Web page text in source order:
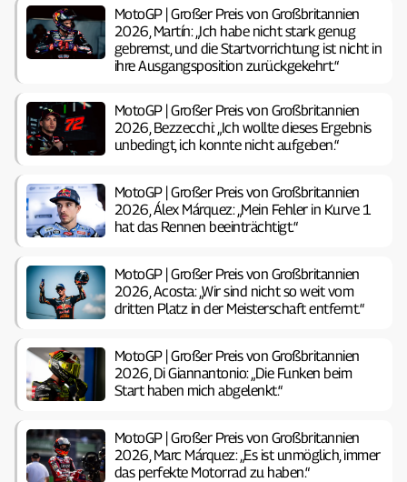
MotoGP | Großer Preis von Großbritannien
2026, Martín: „Ich habe nicht stark genug
gebremst, und die Startvorrichtung ist nicht in
ihre Ausgangsposition zurückgekehrt.“
MotoGP | Großer Preis von Großbritannien
2026, Bezzecchi: „Ich wollte dieses Ergebnis
unbedingt, ich konnte nicht aufgeben.“
MotoGP | Großer Preis von Großbritannien
2026, Álex Márquez: „Mein Fehler in Kurve 1
hat das Rennen beeinträchtigt.“
MotoGP | Großer Preis von Großbritannien
2026, Acosta: „Wir sind nicht so weit vom
dritten Platz in der Meisterschaft entfernt.“
MotoGP | Großer Preis von Großbritannien
2026, Di Giannantonio: „Die Funken beim
Start haben mich abgelenkt.“
MotoGP | Großer Preis von Großbritannien
2026, Marc Márquez: „Es ist unmöglich, immer
das perfekte Motorrad zu haben.“